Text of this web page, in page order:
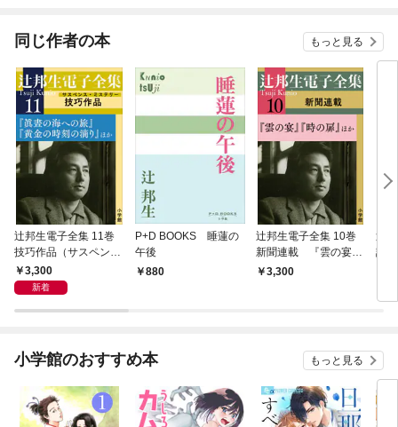
同じ作者の本 もっと見る
辻邦生電子全集 11巻
技巧作品（サスペン
ス・ミステリー） 『眞
晝の海への旅』『黄金
3,300
新着
P+D BOOKS 睡蓮の
午後
880
辻邦生電子全集 10巻
新聞連載 『雲の宴』
『時の扉』ほか
3,300
辻
誌
小学館のおすすめ本 もっと見る